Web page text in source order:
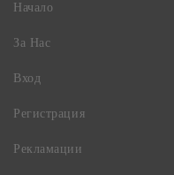
Начало
За Нас
Вход
Регистрация
Рекламации